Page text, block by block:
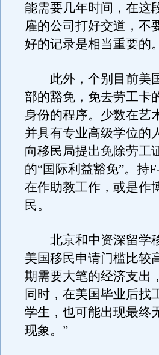
能需要几年时间，在这
雇的公司打好交道，不
好的记录是相当重要的
此外，个别目前美国
部的豁免，免去劳工卡
身份的程序。少数在艺
并具有专业高级学位的
向移民局提出免除劳工
的“国际利益豁免”。持
在作助教工作，或是作
民。
北京和中资深留学移
美国移民申请门槛比较
期需要大笔的经济支出
同时，在美国毕业后找
学生，也可能出现最终
现象。”